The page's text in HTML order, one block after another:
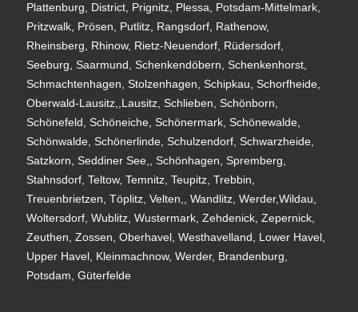
Plattenburg, District, Prignitz, Plessa, Potsdam-Mittelmark,
Pritzwalk, Prösen, Putlitz, Rangsdorf, Rathenow,
Rheinsberg, Rhinow, Rietz-Neuendorf, Rüdersdorf,
Seeburg, Saarmund, Schenkendöbern, Schenkenhorst,
Schmachtenhagen, Stolzenhagen, Schipkau, Schorfheide,
Oberwald-Lausitz,,Lausitz, Schlieben, Schönborn,
Schönefeld, Schöneiche, Schönermark, Schönewalde,
Schönwalde, Schönerlinde, Schulzendorf, Schwarzheide,
Satzkorn, Seddiner See,, Schönhagen, Spremberg,
Stahnsdorf, Teltow, Temnitz, Teupitz, Trebbin,
Treuenbrietzen, Töplitz, Velten,, Wandlitz, Werder,Wildau,
Woltersdorf, Wublitz, Wustermark, Zehdenick, Zepernick,
Zeuthen, Zossen, Oberhavel, Westhavelland, Lower Havel,
Upper Havel, Kleinmachnow, Werder, Brandenburg,
Potsdam, Güterfelde